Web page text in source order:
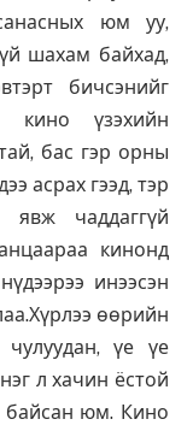
юм уу,
шахам байхад,
бичсэнийг
кино үзэхийн
бас гэр орны
асрах гээд, тэр
явж чаддаггүй
кинонд
инээсэн
өөрийн
үе үе
л хачин ёстой
байсан юм. Кино